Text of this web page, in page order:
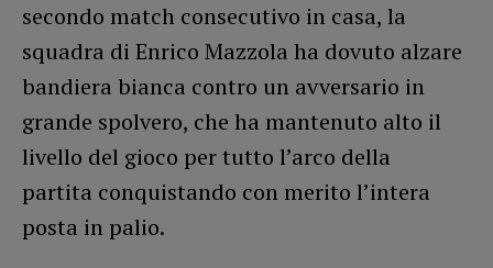
secondo match consecutivo in casa, la
squadra di Enrico Mazzola ha dovuto alzare
bandiera bianca contro un avversario in
grande spolvero, che ha mantenuto alto il
livello del gioco per tutto l’arco della
partita conquistando con merito l’intera
posta in palio.